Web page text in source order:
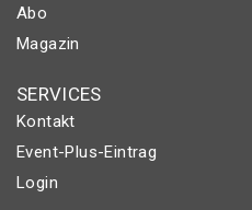
Abo
Magazin
SERVICES
Kontakt
Event-Plus-Eintrag
Login